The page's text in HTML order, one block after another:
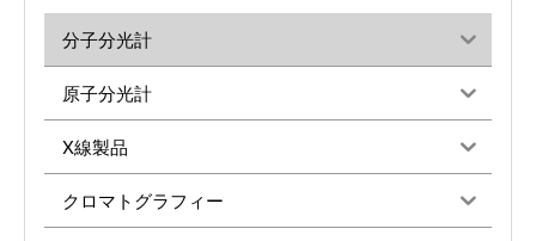
分子分光計
原子分光計
X線製品
クロマトグラフィー